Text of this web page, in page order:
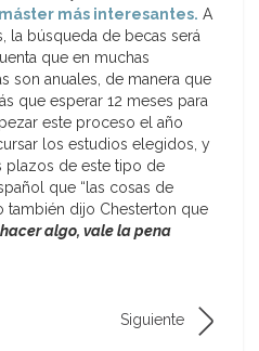
máster más interesantes. A
la búsqueda de becas será
que en muchas
son anuales, de manera que
que esperar 12 meses para
este proceso el año
los estudios elegidos, y
plazos de este tipo de
que “las cosas de
también dijo Chesterton que
algo, vale la pena
Siguiente